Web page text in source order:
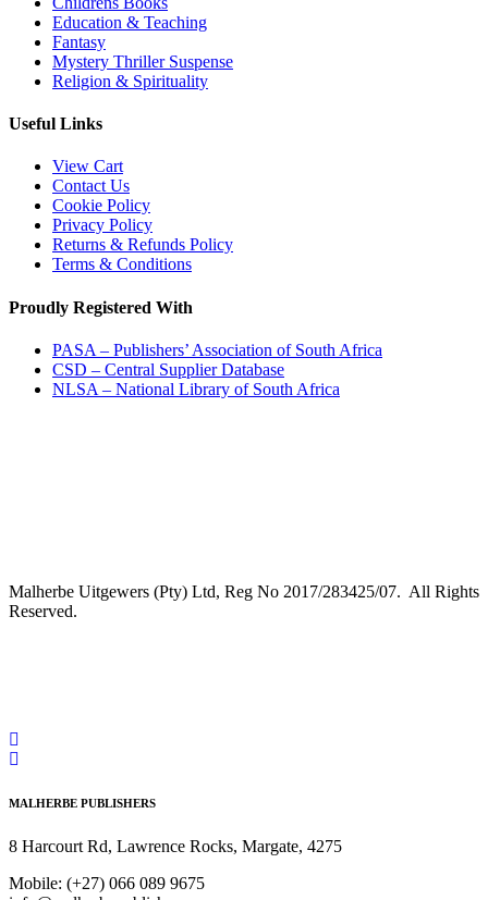
Education & Teaching
Fantasy
Mystery Thriller Suspense
Religion & Spirituality
Useful Links
View Cart
Contact Us
Cookie Policy
Privacy Policy
Returns & Refunds Policy
Terms & Conditions
Proudly Registered With
PASA – Publishers’ Association of South Africa
CSD – Central Supplier Database
NLSA – National Library of South Africa
Malherbe Uitgewers (Pty) Ltd, Reg No 2017/283425/07. All Rights
Reserved.
MALHERBE PUBLISHERS
8 Harcourt Rd, Lawrence Rocks, Margate, 4275
Mobile: (+27) 066 089 9675